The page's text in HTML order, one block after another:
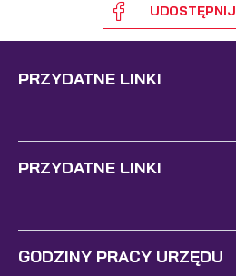
UDOSTĘPNIJ
PRZYDATNE LINKI
PRZYDATNE LINKI
GODZINY PRACY URZĘDU